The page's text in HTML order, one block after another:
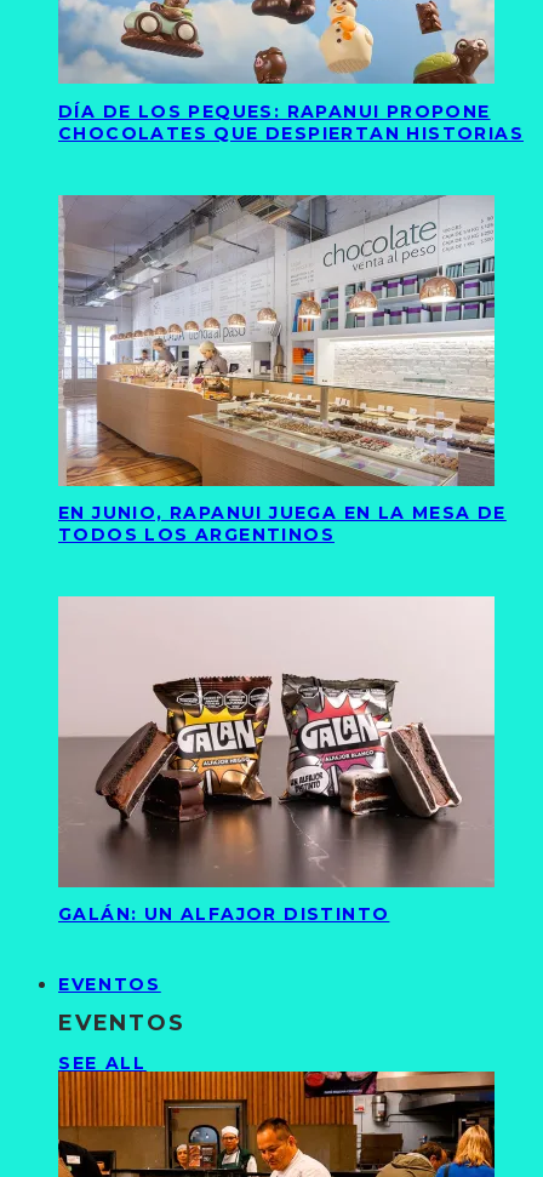
DÍA DE LOS PEQUES: RAPANUI PROPONE
CHOCOLATES QUE DESPIERTAN HISTORIAS
EN JUNIO, RAPANUI JUEGA EN LA MESA DE
TODOS LOS ARGENTINOS
GALÁN: UN ALFAJOR DISTINTO
EVENTOS
EVENTOS
SEE ALL